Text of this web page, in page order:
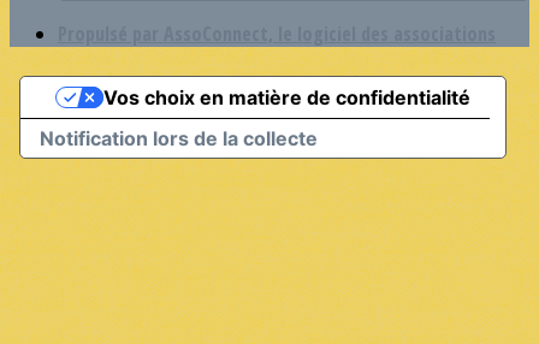
Notification lors de la collecte
Vos choix en matière de confidentialité